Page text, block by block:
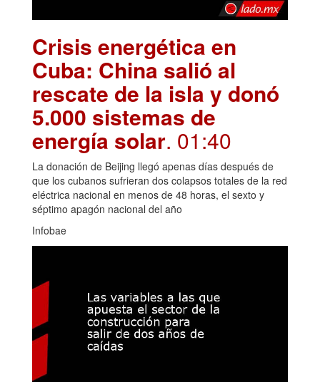
Crisis energética en
Cuba: China salió al
rescate de la isla y donó
5.000 sistemas de
energía solar. 01:40
La donación de Beijing llegó apenas días después de
que los cubanos sufrieran dos colapsos totales de la red
eléctrica nacional en menos de 48 horas, el sexto y
séptimo apagón nacional del año
Infobae